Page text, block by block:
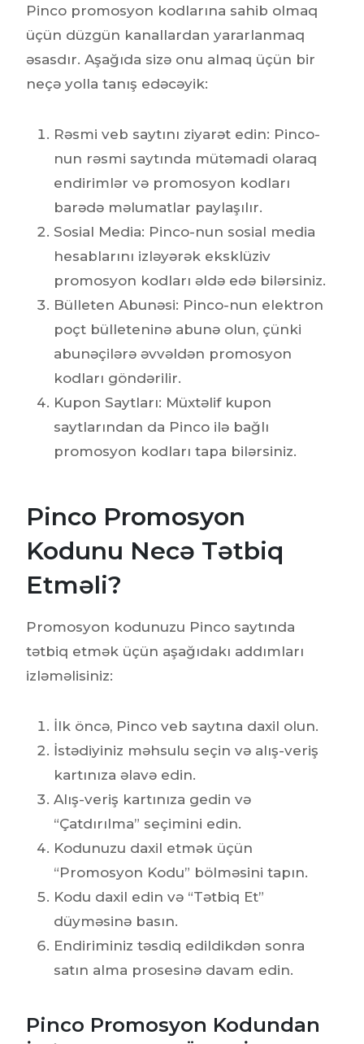
Pinco promosyon kodlarına sahib olmaq
üçün düzgün kanallardan yararlanmaq
əsasdır. Aşağıda sizə onu almaq üçün bir
neçə yolla tanış edəcəyik:
Rəsmi veb saytını ziyarət edin: Pinco-
nun rəsmi saytında mütəmadi olaraq
endirimlər və promosyon kodları
barədə məlumatlar paylaşılır.
Sosial Media: Pinco-nun sosial media
hesablarını izləyərək eksklüziv
promosyon kodları əldə edə bilərsiniz.
Bülleten Abunəsi: Pinco-nun elektron
poçt bülleteninə abunə olun, çünki
abunəçilərə əvvəldən promosyon
kodları göndərilir.
Kupon Saytları: Müxtəlif kupon
saytlarından da Pinco ilə bağlı
promosyon kodları tapa bilərsiniz.
Pinco Promosyon
Kodunu Necə Tətbiq
Etməli?
Promosyon kodunuzu Pinco saytında
tətbiq etmək üçün aşağıdakı addımları
izləməlisiniz:
İlk öncə, Pinco veb saytına daxil olun.
İstədiyiniz məhsulu seçin və alış-veriş
kartınıza əlavə edin.
Alış-veriş kartınıza gedin və
“Çatdırılma” seçimini edin.
Kodunuzu daxil etmək üçün
“Promosyon Kodu” bölməsini tapın.
Kodu daxil edin və “Tətbiq Et”
düyməsinə basın.
Endiriminiz təsdiq edildikdən sonra
satın alma prosesinə davam edin.
Pinco Promosyon Kodundan